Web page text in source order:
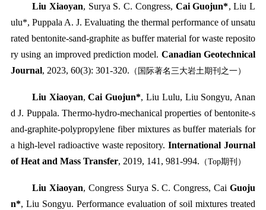
Liu Xiaoyan, Surya S. C. Congress, Cai Guojun*, Liu L
ulu*, Puppala A. J. Evaluating the thermal performance of unsatu
rated bentonite-sand-graphite as buffer material for waste reposito
ry using an improved prediction model. Canadian Geotechnical
Journal, 2023, 60(3): 301-320. （国际著名三大岩土期刊之一）
Liu Xiaoyan,Cai Guojun*, Liu Lulu, Liu Songyu, Anan
d J. Puppala. Thermo-hydro-mechanical properties of bentonite-s
and-graphite-polypropylene fiber mixtures as buffer materials for
a high-level radioactive waste repository.International Journal
of Heat and Mass Transfer, 2019, 141, 981-994. （Top期刊）
Liu Xiaoyan, Congress Surya S. C. Congress, CaiGuoju
n*, Liu Songyu. Performance evaluation of soil mixtures treated